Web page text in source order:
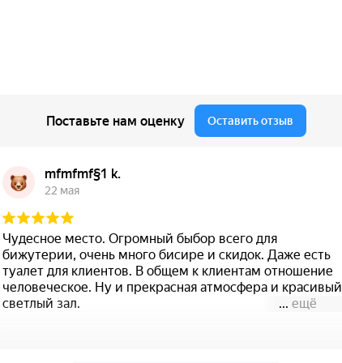
Поставьте нам оценку Оставить отзыв
mfmfmf§1 k.
22 мая
Чудесное место. Огромный быбор всего для
бижутерии, очень много бисире и скидок. Даже есть
туалет для клиентов. В общем к клиентам отношение
человеческое. Ну и прекрасная атмосфера и красивый
светлый зал.
... ещё